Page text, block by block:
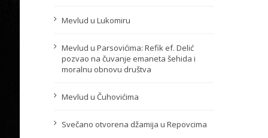
Mevlud u Lukomiru
Mevlud u Parsovićima: Refik ef. Delić
pozvao na čuvanje emaneta šehida i
moralnu obnovu društva
Mevlud u Čuhovićima
Svečano otvorena džamija u Repovcima